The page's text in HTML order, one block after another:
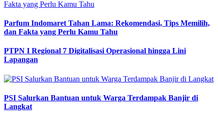
Parfum Indomaret Tahan Lama: Rekomendasi, Tips Memilih,
dan Fakta yang Perlu Kamu Tahu
PTPN I Regional 7 Digitalisasi Operasional hingga Lini
Lapangan
PSI Salurkan Bantuan untuk Warga Terdampak Banjir di
Langkat